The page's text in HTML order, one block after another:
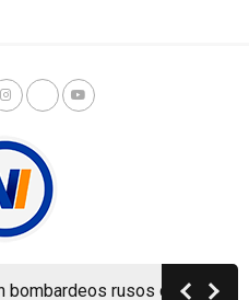
bombardeos rusos contra Kiev